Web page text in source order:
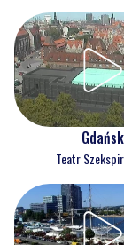
Gdańsk
Teatr